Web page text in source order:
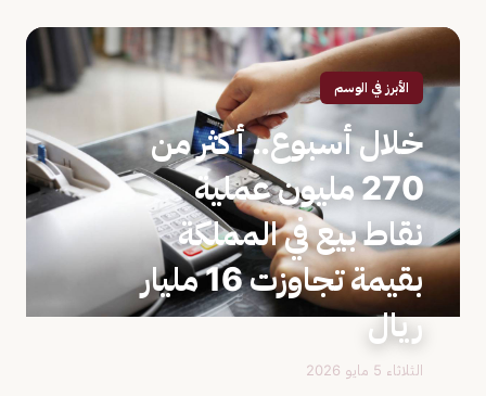
الأبرز في الوسم
خلال أسبوع.. أكثر من
270 مليون عملية
نقاط بيع في المملكة
بقيمة تجاوزت 16 مليار
ريال
الثلاثاء 5 مايو 2026